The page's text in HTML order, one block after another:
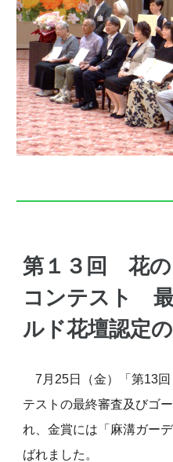
第１３回 花の
コンテスト
ルド花壇認定
7月25日（金）「第13
テストの最終審査及びゴ
れ、金賞には「麻溝ガー
ばれました。